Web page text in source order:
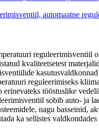
reguleerimisventiil
kvaliteetsetest
reguleerimiseks
tööstuslike
sobib auto- ja
nagu
ka sellistes